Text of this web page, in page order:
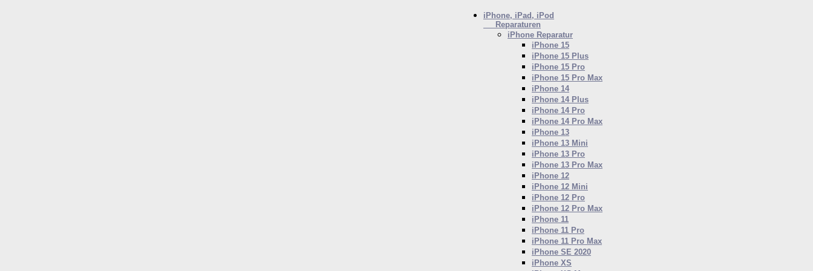
iPhone, iPad, iPod
Reparaturen
iPhone Reparatur
iPhone 15
iPhone 15 Plus
iPhone 15 Pro
iPhone 15 Pro Max
iPhone 14
iPhone 14 Plus
iPhone 14 Pro
iPhone 14 Pro Max
iPhone 13
iPhone 13 Mini
iPhone 13 Pro
iPhone 13 Pro Max
iPhone 12
iPhone 12 Mini
iPhone 12 Pro
iPhone 12 Pro Max
iPhone 11
iPhone 11 Pro
iPhone 11 Pro Max
iPhone SE 2020
iPhone XS